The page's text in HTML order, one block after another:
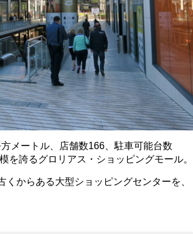
メートル、店舗数166、駐車可能台数
を誇るグロリアス・ショッピングモール。
からある大型ショッピングセンターを、